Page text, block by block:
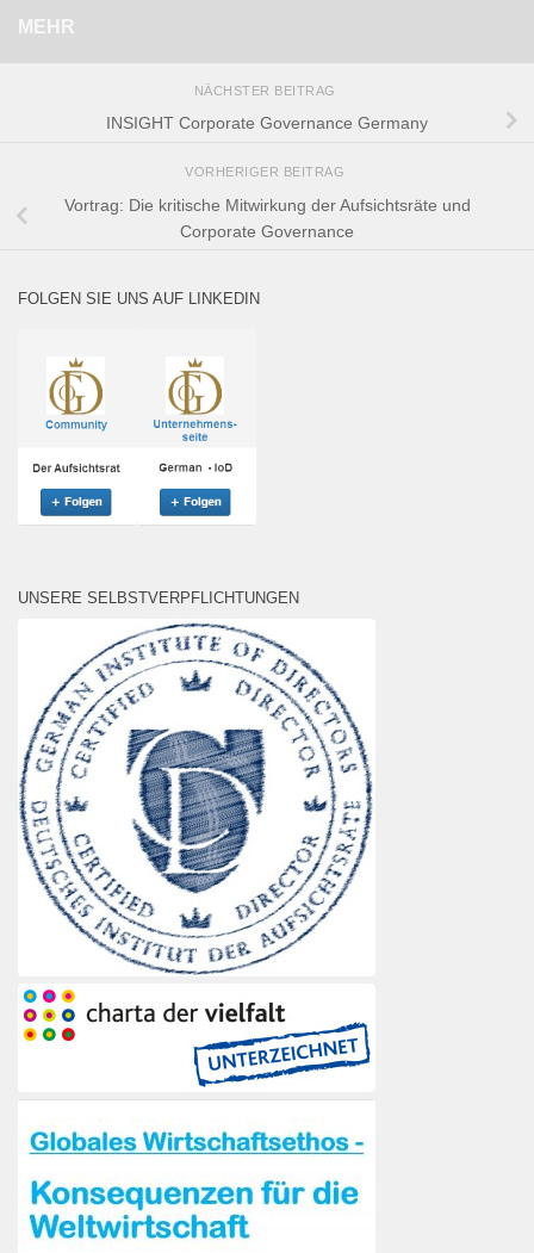
MEHR
NÄCHSTER BEITRAG
INSIGHT Corporate Governance Germany
VORHERIGER BEITRAG
Vortrag: Die kritische Mitwirkung der Aufsichtsräte und
Corporate Governance
FOLGEN SIE UNS AUF LINKEDIN
UNSERE SELBSTVERPFLICHTUNGEN